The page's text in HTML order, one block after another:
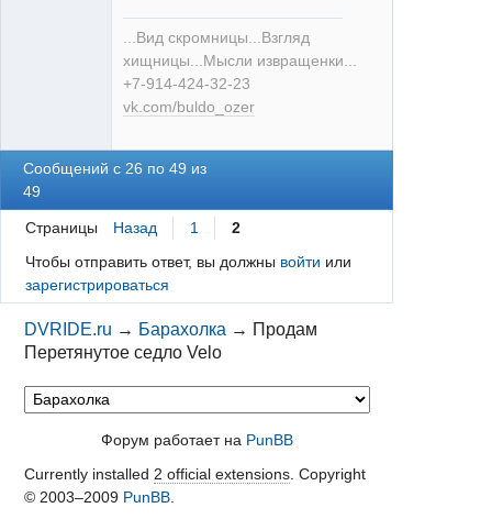
...Вид скромницы...Взгляд
хищницы...Мысли извращенки...
+7-914-424-32-23
vk.com/buldo_ozer
Сообщений с 26 по 49 из
49
Страницы Назад 1
2
Чтобы отправить ответ, вы должны войти или
зарегистрироваться
DVRIDE.ru → Барахолка → Продам
Перетянутое седло Velo
Форум работает на PunBB
Currently installed 2 official extensions. Copyright
© 2003–2009 PunBB.